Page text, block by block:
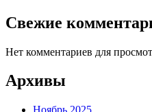
Свежие
Нет комментариев для
Архивы